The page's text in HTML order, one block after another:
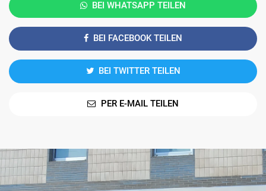
BEI WHATSAPP TEILEN
BEI FACEBOOK TEILEN
BEI TWITTER TEILEN
PER E-MAIL TEILEN